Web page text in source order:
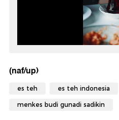
(naf/up)
es teh es teh indonesia
menkes budi gunadi sadikin